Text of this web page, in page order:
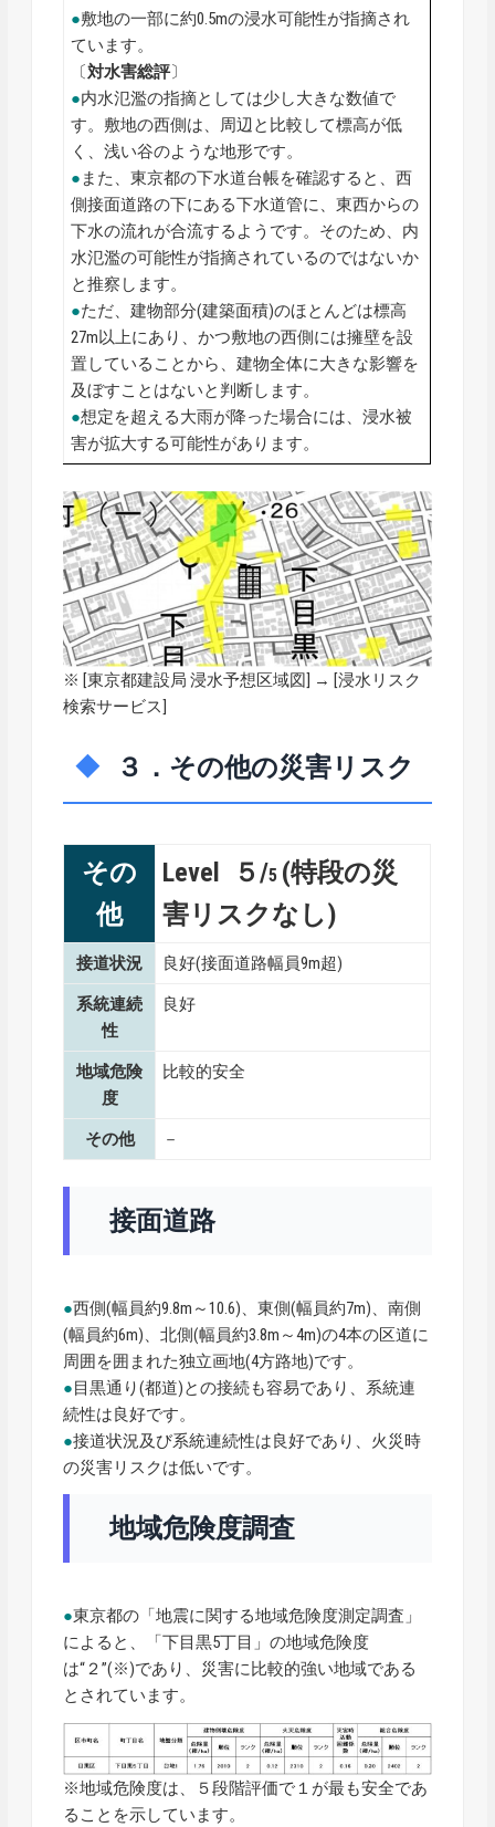
●敷地の一部に約0.5mの浸水可能性が指摘され
ています。
〔対水害総評〕
●内水氾濫の指摘としては少し大きな数値で
す。敷地の西側は、周辺と比較して標高が低
く、浅い谷のような地形です。
● また、東京都の下水道台帳を確認すると、西
側接面道路の下にある下水道管に、東西からの
下水の流れが合流するようです。そのため、内
水氾濫の可能性が指摘されているのではないか
と推察します。
●ただ、建物部分(建築面積)のほとんどは標高
27m以上にあり、かつ敷地の西側には擁壁を設
置していることから、建物全体に大きな影響を
及ぼすことはないと判断します。
●想定を超える大雨が降った場合には、浸水被
害が拡大する可能性があります。
※ [東京都建設局 浸水予想区域図] → [浸水リスク
検索サービス]
３．その他の災害リスク
その
他
Level ５/5 (特段の災
害リスクなし)
接道状況 良好(接面道路幅員9m超)
系統連続
性
良好
地域危険
度
比較的安全
その他 －
接面道路
●西側(幅員約9.8m～10.6)、東側(幅員約7m)、南側
(幅員約6m)、北側(幅員約3.8m～4m)の4本の区道に
周囲を囲まれた独立画地(4方路地)です。
●目黒通り(都道)との接続も容易であり、系統連
続性は良好です。
●接道状況及び系統連続性は良好であり、火災時
の災害リスクは低いです。
地域危険度調査
●東京都の「地震に関する地域危険度測定調査」
によると、「下目黒5丁目」の地域危険度
は“２”(※)であり、災害に比較的強い地域である
とされています。
※地域危険度は、５段階評価で１が最も安全であ
ることを示しています。